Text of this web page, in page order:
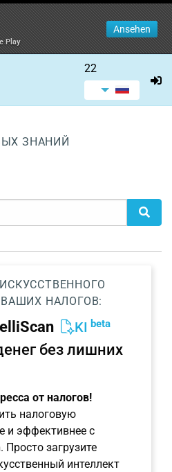
Play
Ansehen
22
ЗНАНИЙ
НАЛОГОВ:
KI beta
без лишних
от налогов!
налоговую
и эффективнее с
. Просто загрузите
интеллект